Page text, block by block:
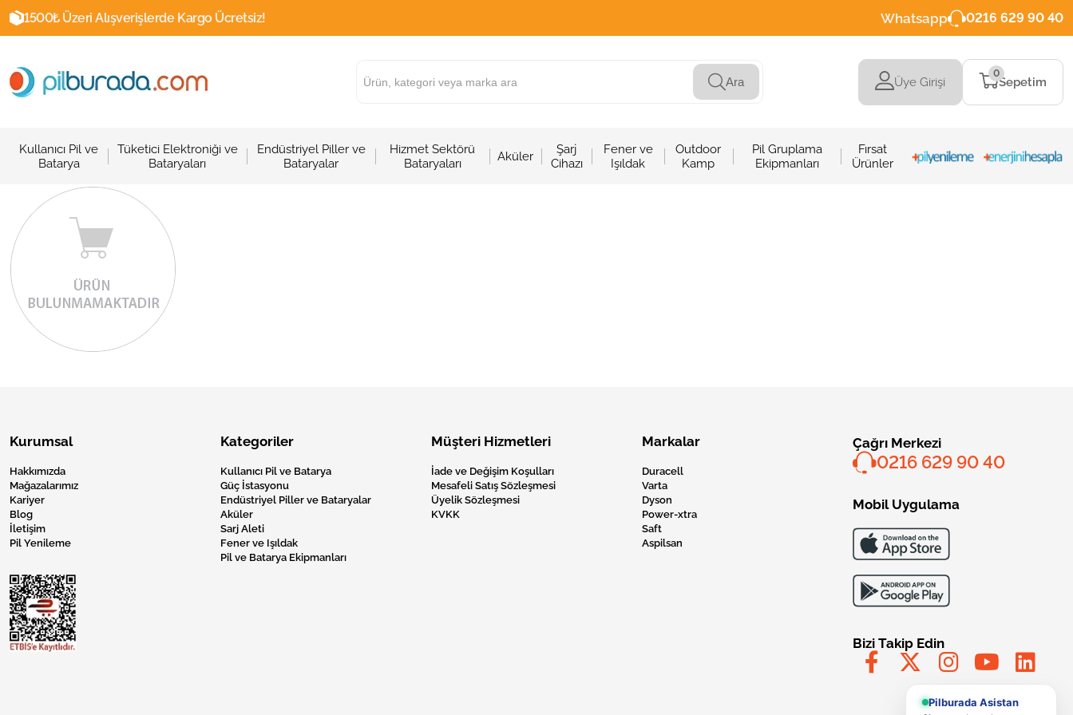
1500₺ Üzeri Alışverişlerde Kargo Ücretsiz! Whatsapp 0216 629 90 40
Ara Üye Girişi Sepetim
0
Kullanıcı Pil ve
Batarya
Tüketici Elektroniği ve
Bataryaları
Endüstriyel Piller ve
Bataryalar
Hizmet Sektörü
Bataryaları
Aküler
Şarj
Cihazı
Fener ve
Işıldak
Outdoor
Kamp
Pil Gruplama
Ekipmanları
Fırsat
Ürünler
Kurumsal
Hakkımızda
Mağazalarımız
Kariyer
Blog
İletişim
Pil Yenileme
Kategoriler
Kullanıcı Pil ve Batarya
Güç İstasyonu
Endüstriyel Piller ve Bataryalar
Aküler
Sarj Aleti
Fener ve Işıldak
Pil ve Batarya Ekipmanları
Müşteri Hizmetleri
İade ve Değişim Koşulları
Mesafeli Satış Sözleşmesi
Üyelik Sözleşmesi
KVKK
Markalar
Duracell
Varta
Dyson
Power-xtra
Saft
Aspilsan
Çağrı Merkezi
0216 629 90 40
Mobil Uygulama
Bizi Takip Edin
Pilburada Asistan